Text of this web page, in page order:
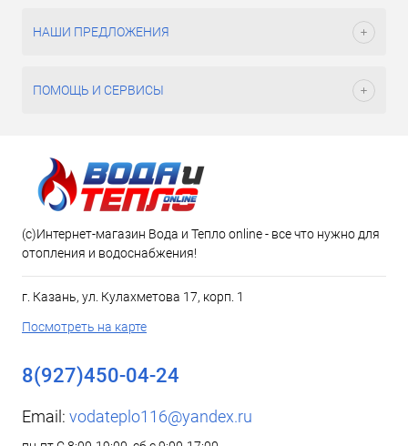
НАШИ ПРЕДЛОЖЕНИЯ
ПОМОЩЬ И СЕРВИСЫ
(c)Интернет-магазин Вода и Тепло online - все что нужно для
отопления и водоснабжения!
г. Казань, ул. Кулахметова 17, корп. 1
Посмотреть на карте
8(927)450-04-24
Email: vodateplo116@yandex.ru